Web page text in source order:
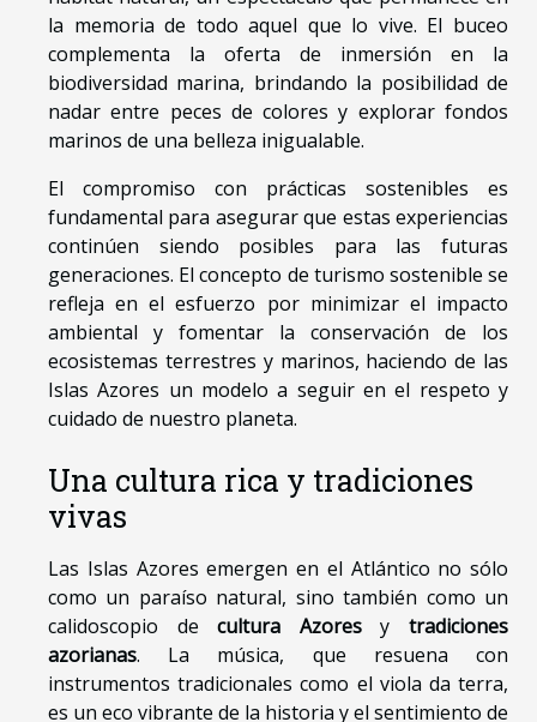
la memoria de todo aquel que lo vive. El buceo
complementa la oferta de inmersión en la
biodiversidad marina, brindando la posibilidad de
nadar entre peces de colores y explorar fondos
marinos de una belleza inigualable.
El compromiso con prácticas sostenibles es
fundamental para asegurar que estas experiencias
continúen siendo posibles para las futuras
generaciones. El concepto de turismo sostenible se
refleja en el esfuerzo por minimizar el impacto
ambiental y fomentar la conservación de los
ecosistemas terrestres y marinos, haciendo de las
Islas Azores un modelo a seguir en el respeto y
cuidado de nuestro planeta.
Una cultura rica y tradiciones
vivas
Las Islas Azores emergen en el Atlántico no sólo
como un paraíso natural, sino también como un
calidoscopio decultura Azoresytradiciones
azorianas. La música, que resuena con
instrumentos tradicionales como el viola da terra,
es un eco vibrante de la historia y el sentimiento de